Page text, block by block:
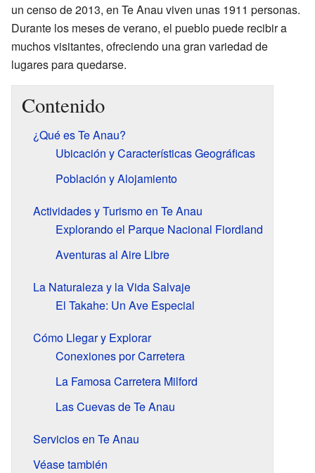
un censo de 2013, en Te Anau viven unas 1911 personas.
Durante los meses de verano, el pueblo puede recibir a
muchos visitantes, ofreciendo una gran variedad de
lugares para quedarse.
Contenido
¿Qué es Te Anau?
Ubicación y Características Geográficas
Población y Alojamiento
Actividades y Turismo en Te Anau
Explorando el Parque Nacional Fiordland
Aventuras al Aire Libre
La Naturaleza y la Vida Salvaje
El Takahe: Un Ave Especial
Cómo Llegar y Explorar
Conexiones por Carretera
La Famosa Carretera Milford
Las Cuevas de Te Anau
Servicios en Te Anau
Véase también